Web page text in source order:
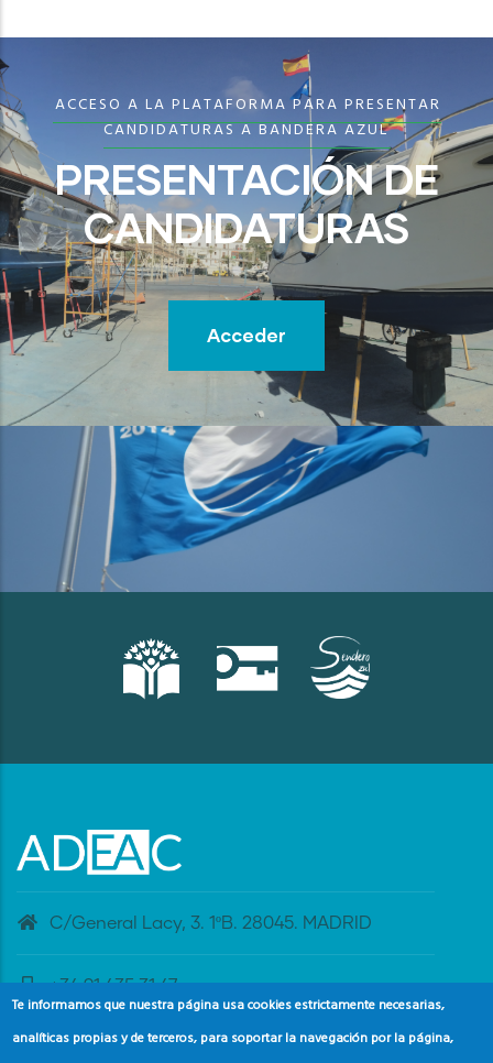
ACCESO A LA PLATAFORMA PARA PRESENTAR
CANDIDATURAS A BANDERA AZUL
PRESENTACIÓN DE
CANDIDATURAS
Acceder
C/General Lacy, 3. 1ºB. 28045. MADRID
+34 91 435 31 47
banderaazul@adeac.es
Te informamos que nuestra página usa cookies estrictamente necesarias,
analíticas propias y de terceros, para soportar la navegación por la página,